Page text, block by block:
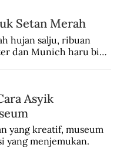
Setan Merah
hujan salju, ribuan
dan Munich haru biru
Asyik
yang kreatif, museum
yang menjemukan.